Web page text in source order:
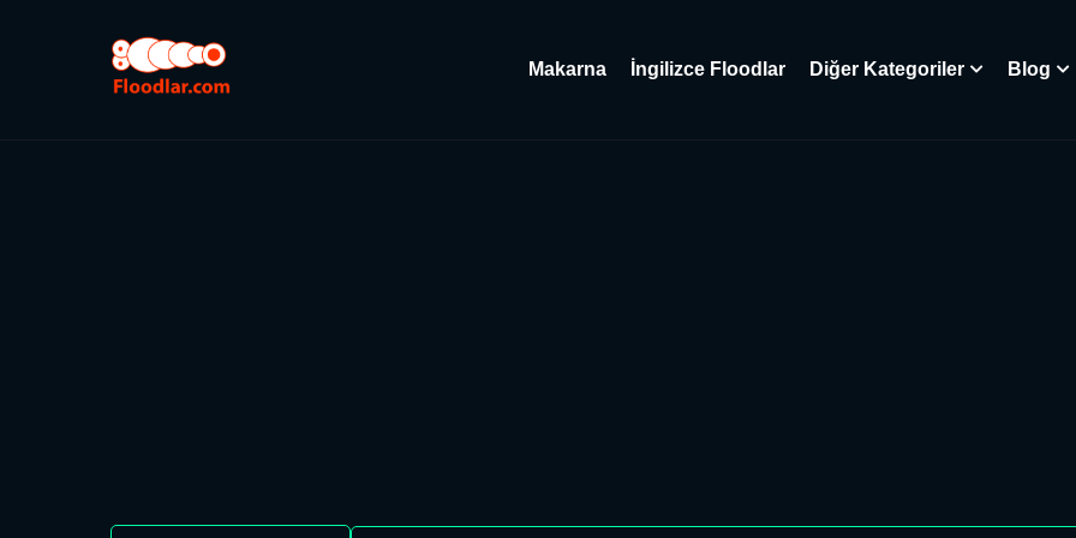
Makarna İngilizce Floodlar Diğer Kategoriler Blog